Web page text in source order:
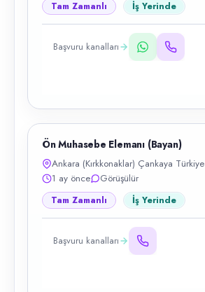
Tam Zamanlı İş Yerinde
Başvuru kanalları
Ön Muhasebe Elemanı (Bayan)
Ankara (Kırkkonaklar) Çankaya Türkiye
1 ay önce
Görüşülür
Tam Zamanlı İş Yerinde
Başvuru kanalları